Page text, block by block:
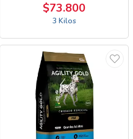
$73.800
3 Kilos